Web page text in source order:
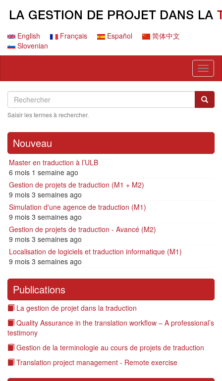
principalEnglish Français Español
简体中文
Slovenian
Search
Rechercher
Saisir les termes à rechercher.
Nouveau
Master en traduction à l’ULB
6 mois 1 semaine ago
Gestion de projets de traduction (M1 + M2)
9 mois 3 semaines ago
Simulation d'une agence de traduction (M1)
9 mois 3 semaines ago
Gestion de projets de traduction - Avancé (M2)
9 mois 3 semaines ago
Localisation de logiciels et traduction informatique (M1)
9 mois 3 semaines ago
Publications
La gestion de projet dans la traduction
Quality Assurance in the translation workflow – A professional’s
testimony
Gestion de la terminologie au cours de projets de traduction
Translation project management - Remote exercise